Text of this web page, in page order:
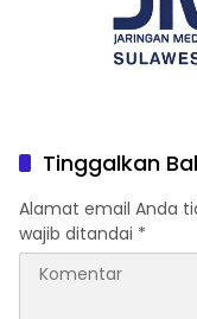
Tinggalkan
Alamat email Anda
wajib ditandai *